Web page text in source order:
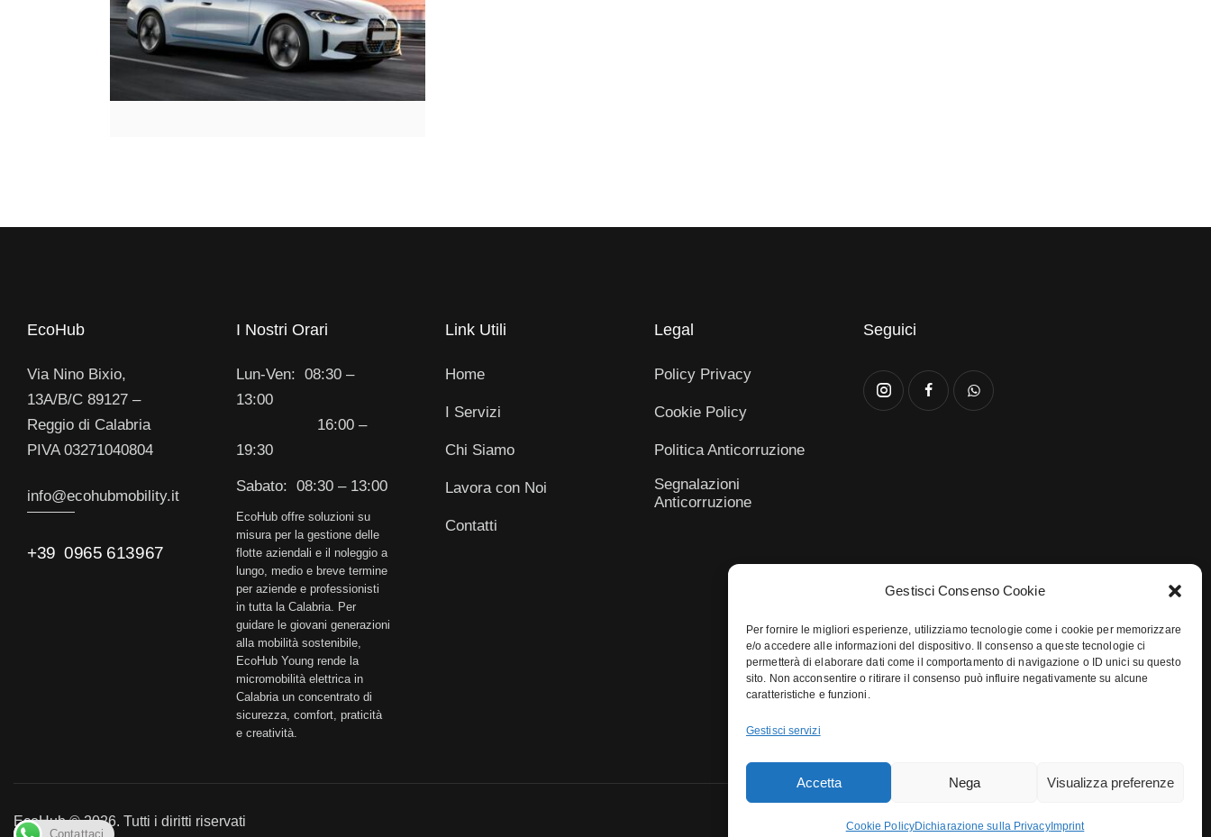
Gestisci Consenso Cookie
Per fornire le migliori esperienze, utilizziamo tecnologie come i cookie per memorizzare
e/o accedere alle informazioni del dispositivo. Il consenso a queste tecnologie ci
permetterà di elaborare dati come il comportamento di navigazione o ID unici su questo
sito. Non acconsentire o ritirare il consenso può influire negativamente su alcune
caratteristiche e funzioni.
Gestisci servizi
Accetta Nega Visualizza preferenze
Cookie PolicyDichiarazione sulla PrivacyImprint
EcoHub
Via Nino Bixio,
13A/B/C 89127 –
Reggio di Calabria
PIVA 03271040804
info@ecohubmobility.it
+39 0965 613967
I Nostri Orari
Lun-Ven: 08:30 –
13:00
16:00 –
19:30
Sabato: 08:30 – 13:00
EcoHub offre soluzioni su
misura per la gestione delle
flotte aziendali e il noleggio a
lungo, medio e breve termine
per aziende e professionisti
in tutta la Calabria. Per
guidare le giovani generazioni
alla mobilità sostenibile,
EcoHub Young rende la
micromobilità elettrica in
Calabria un concentrato di
sicurezza, comfort, praticità
e creatività.
Link Utili
Home
I Servizi
Chi Siamo
Lavora con Noi
Contatti
Legal
Policy Privacy
Cookie Policy
Politica Anticorruzione
Segnalazioni
Anticorruzione
Seguici
EcoHub © 2026. Tutti i diritti riservati
Contattaci